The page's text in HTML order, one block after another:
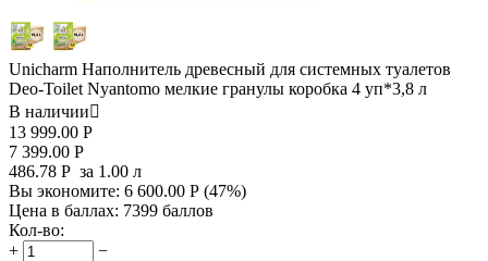
Unicharm Наполнитель древесный для системных туалетов
Deo-Toilet Nyantomo мелкие гранулы коробка 4 уп*3,8 л
В наличии
13 999.00 Р
7 399.00 Р
486.78 Р за 1.00 л
Вы экономите: 6 600.00 Р (47%)
Цена в баллах: 7399 баллов
Кол-во:
+
−